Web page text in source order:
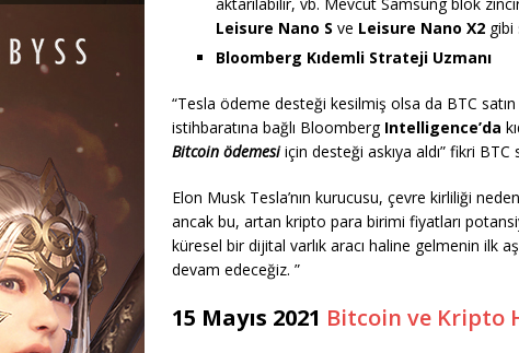
Leisure Nano S ve Leisure Nano X2 gibi
Bloomberg Kıdemli Strateji Uzmanı
“Tesla ödeme desteği kesilmiş olsa da BTC
istihbaratına bağlı Bloomberg Intelligence’da
Bitcoin ödemesi için desteği askıya aldı” fikri
Elon Musk Tesla’nın kurucusu, çevre kirliliği
ancak bu, artan kripto para birimi fiyatları
küresel bir dijital varlık aracı haline gelmenin ilk
devam edeceğiz. ”
15 Mayıs 2021 Bitcoin ve Kripto